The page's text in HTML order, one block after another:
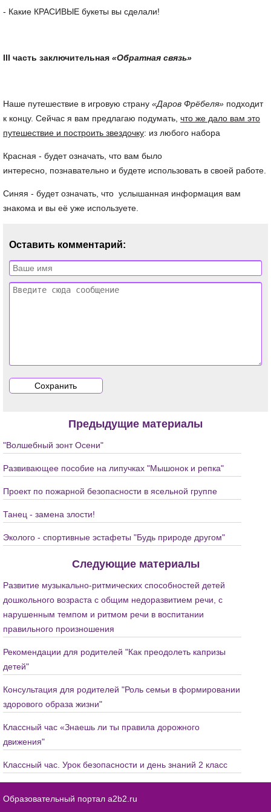
- Какие КРАСИВЫЕ букеты вы сделали!
III часть заключительная «Обратная связь»
Наше путешествие в игровую страну «Даров Фрёбеля» подходит
к концу. Сейчас я вам предлагаю подумать, что же дало вам это
путешествие и построить звездочку: из любого набора
Красная - будет означать, что вам было
интересно, познавательно и будете использовать в своей работе.
Синяя - будет означать, что услышанная информация вам
знакома и вы её уже используете.
Оставить комментарий:
Предыдущие материалы
"Волшебный зонт Осени"
Развивающее пособие на липучках "Мышонок и репка"
Проект по пожарной безопасности в ясельной группе
Танец - замена злости!
Эколого - спортивные эстафеты "Будь природе другом"
Следующие материалы
Развитие музыкально-ритмических способностей детей
дошкольного возраста с общим недоразвитием речи, с
нарушенным темпом и ритмом речи в воспитании
правильного произношения
Рекомендации для родителей "Как преодолеть капризы
детей"
Консультация для родителей "Роль семьи в формировании
здорового образа жизни"
Классный час «Знаешь ли ты правила дорожного
движения"
Классный час. Урок безопасности и день знаний 2 класс
Образовательный портал a2b2.ru